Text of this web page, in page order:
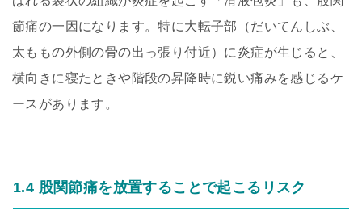
節痛の一因になります。特に大転子部（だいてんしぶ、
太ももの外側の骨の出っ張り付近）に炎症が生じると、
横向きに寝たときや階段の昇降時に鋭い痛みを感じるケ
ースがあります。
1.4 股関節痛を放置することで起こるリスク